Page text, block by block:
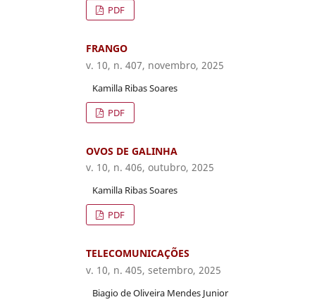
PDF
FRANGO
v. 10, n. 407, novembro, 2025
Kamilla Ribas Soares
PDF
OVOS DE GALINHA
v. 10, n. 406, outubro, 2025
Kamilla Ribas Soares
PDF
TELECOMUNICAÇÕES
v. 10, n. 405, setembro, 2025
Biagio de Oliveira Mendes Junior